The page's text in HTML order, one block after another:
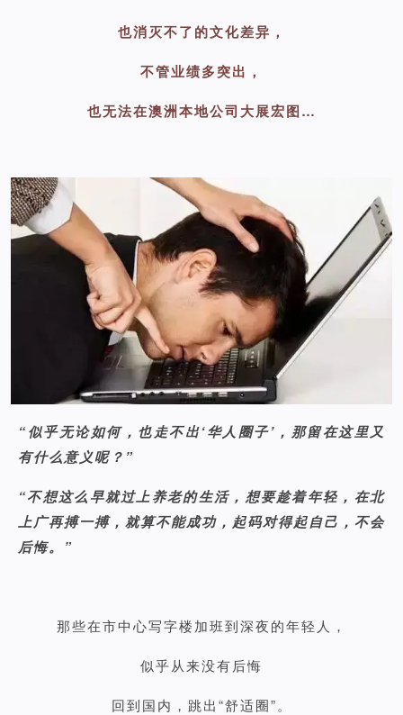
也消灭不了的文化差异，
不管业绩多突出，
也无法在澳洲本地公司大展宏图…
“似乎无论如何，也走不出‘华人圈子’，那留在这里又
有什么意义呢？”
“不想这么早就过上养老的生活，想要趁着年轻，在北
上广再搏一搏，就算不能成功，起码对得起自己，不会
后悔。”
那些在市中心写字楼加班到深夜的年轻人，
似乎从来没有后悔
回到国内，跳出“舒适圈”。